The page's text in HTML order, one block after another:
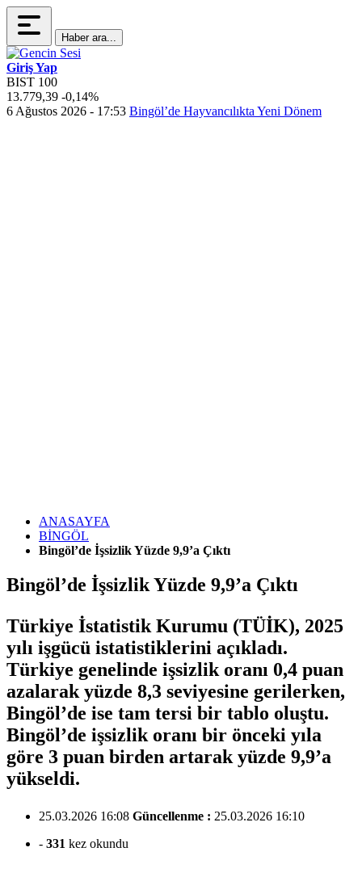
Haber ara...
Giriş Yap
BIST 100
13.779,39 -0,14%
6 Ağustos 2026 - 17:53 Bingöl’de Hayvancılıkta Yeni Dönem
ANASAYFA
BİNGÖL
Bingöl’de İşsizlik Yüzde 9,9’a Çıktı
Bingöl’de İşsizlik Yüzde 9,9’a Çıktı
Türkiye İstatistik Kurumu (TÜİK), 2025
yılı işgücü istatistiklerini açıkladı.
Türkiye genelinde işsizlik oranı 0,4 puan
azalarak yüzde 8,3 seviyesine gerilerken,
Bingöl’de ise tam tersi bir tablo oluştu.
Bingöl’de işsizlik oranı bir önceki yıla
göre 3 puan birden artarak yüzde 9,9’a
yükseldi.
25.03.2026 16:08 Güncellenme : 25.03.2026 16:10
- 331 kez okundu